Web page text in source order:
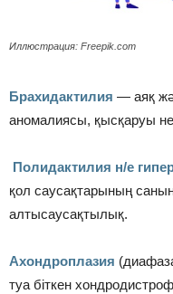
Иллюстрация: Freepik.com
Брахидактилия — аяқ
аномалиясы, қысқаруы
Полидактилия н/е
қол саусақтарының
алтысаусақтылық.
Ахондроплазия
туа біткен